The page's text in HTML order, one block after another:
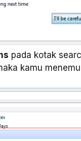
pada kotak
kamu